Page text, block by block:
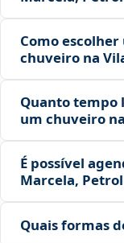
Como
chuveiro na
Quanto tempo
um chuveiro
É possível
Marcela,
Quais formas